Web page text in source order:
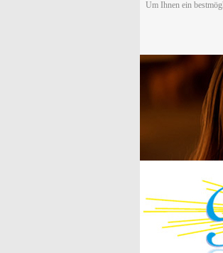
Um Ihnen ein